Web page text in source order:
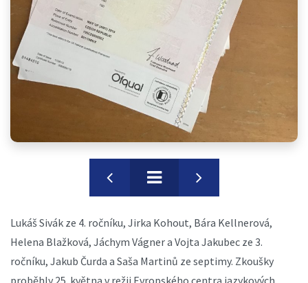
Lukáš Sivák ze 4. ročníku, Jirka Kohout, Bára Kellnerová,
Helena Blažková, Jáchym Vágner a Vojta Jakubec ze 3.
ročníku, Jakub Čurda a Saša Martinů ze septimy. Zkoušky